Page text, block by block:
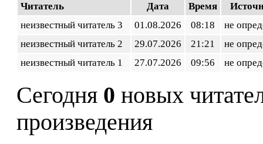
Читатель Дата Время
неизвестный читатель 3
01.08.2026 08:18
не
неизвестный читатель 2
29.07.2026 21:21
не
неизвестный читатель 1
27.07.2026 09:56 не
Сегодня 0 новых
произведения